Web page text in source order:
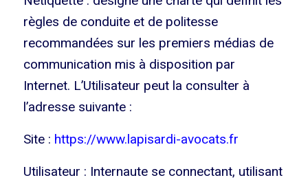
règles de conduite et de politesse
recommandées sur les premiers médias de
communication mis à disposition par
Internet. L’Utilisateur peut la consulter à
l’adresse suivante :
Site : https://www.lapisardi-avocats.fr
Utilisateur : Internaute se connectant, utilisant